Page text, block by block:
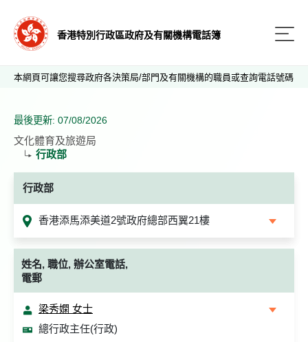
香港特別行政區政府及有關機構電話簿
本網頁可讓您搜尋政府各決策局/部門及有關機構的職員或查詢電話號碼
最後更新: 07/08/2026
文化體育及旅遊局
行政部
行政部
香港添馬添美道2號政府總部西翼21樓
姓名, 職位, 辦公室電話,
電郵
梁秀嫻 女士
總行政主任(行政)